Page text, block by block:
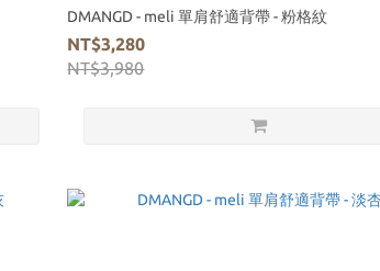
DMANGD - meli 單肩舒適背帶 - 粉格紋
NT$3,280
NT$3,980